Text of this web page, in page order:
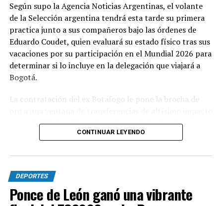
Según supo la Agencia Noticias Argentinas, el volante
de la Selección argentina tendrá esta tarde su primera
practica junto a sus compañeros bajo las órdenes de
Eduardo Coudet, quien evaluará su estado físico tras sus
vacaciones por su participación en el Mundial 2026 para
determinar si lo incluye en la delegación que viajará a
Bogotá.
La contratación del ex Botafogo le pone la brocha de
para el club. En esta ventana de movimientos, la
dirigencia encabezada por Stefano Di Carlo concretó la
Otamendi, Mauro Arambarri, Giovanni González, Lucas
Beltrán, Rafael Santos Borré, Ángel Correa, Tobías
Andrada y Francisco Ortega.
CONTINUAR LEYENDO
DEPORTES
Ponce de León ganó una vibrante